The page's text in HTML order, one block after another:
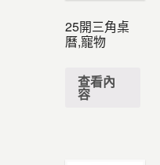
25開三角桌
曆,寵物
查看內
容